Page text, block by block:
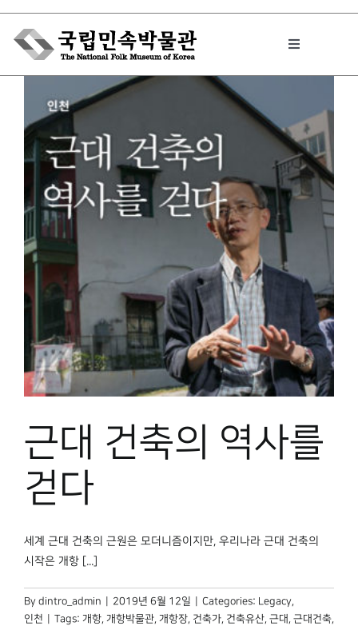
Skip
content
Toggle
박물관에서는
민속이야기
민속 인사이드
원문보기 PDF
박물관 홈페이지
근대 건축의 역사를
걷다
세계 근대 건축의 근원은 모더니즘이지만, 우리나라 근대 건축의
시작은 개항 [...]
By dintro_admin 2019년 6월 12일 Categories: Legacy,
인천
Tags: 개항, 개항박물관, 개항장, 건축가, 건축유산, 근대 , 근대건축,